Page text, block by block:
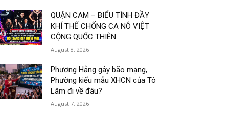
QUẬN CAM – BIỂU TÌNH ĐẦY
KHÍ THẾ CHỐNG CA NÔ VIỆT
CỘNG QUỐC THIÊN
August 8, 2026
Phương Hằng gây bão mạng,
Phường kiểu mẫu XHCN của Tô
Lâm đi về đâu?
August 7, 2026